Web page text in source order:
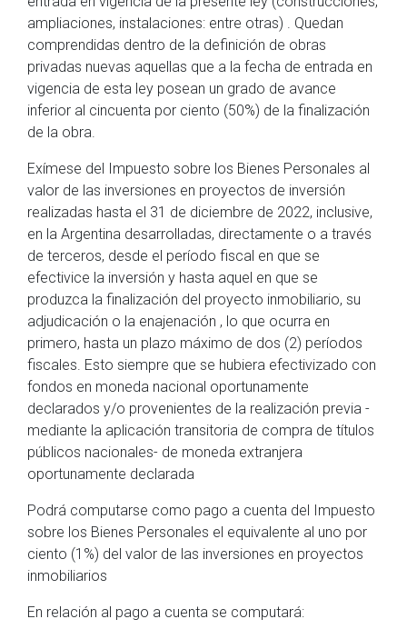
ampliaciones, instalaciones: entre otras) . Quedan
comprendidas dentro de la definición de obras
privadas nuevas aquellas que a la fecha de entrada en
vigencia de esta ley posean un grado de avance
inferior al cincuenta por ciento (50%) de la finalización
de la obra.
Exímese del Impuesto sobre los Bienes Personales al
valor de las inversiones en proyectos de inversión
realizadas hasta el 31 de diciembre de 2022, inclusive,
en la Argentina desarrolladas, directamente o a través
de terceros, desde el período fiscal en que se
efectivice la inversión y hasta aquel en que se
produzca la finalización del proyecto inmobiliario, su
adjudicación o la enajenación , lo que ocurra en
primero, hasta un plazo máximo de dos (2) períodos
fiscales. Esto siempre que se hubiera efectivizado con
fondos en moneda nacional oportunamente
declarados y/o provenientes de la realización previa -
mediante la aplicación transitoria de compra de títulos
públicos nacionales- de moneda extranjera
oportunamente declarada
Podrá computarse como pago a cuenta del Impuesto
sobre los Bienes Personales el equivalente al uno por
ciento (1%) del valor de las inversiones en proyectos
inmobiliarios
En relación al pago a cuenta se computará: